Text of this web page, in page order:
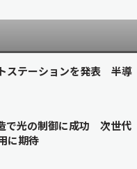
ステーションを発表 半導
で光の制御に成功 次世代
に期待